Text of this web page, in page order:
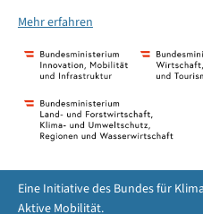
Mehr erfahren
Eine Initiative des Bundes für
Aktive Mobilität.